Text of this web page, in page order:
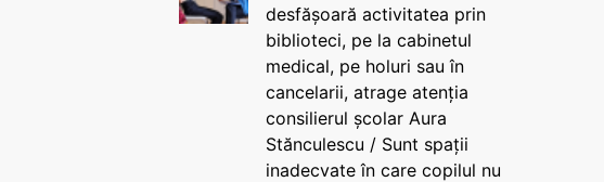
desfășoară activitatea prin
biblioteci, pe la cabinetul
medical, pe holuri sau în
cancelarii, atrage atenția
consilierul școlar Aura
Stănculescu / Sunt spații
inadecvate în care copilul nu